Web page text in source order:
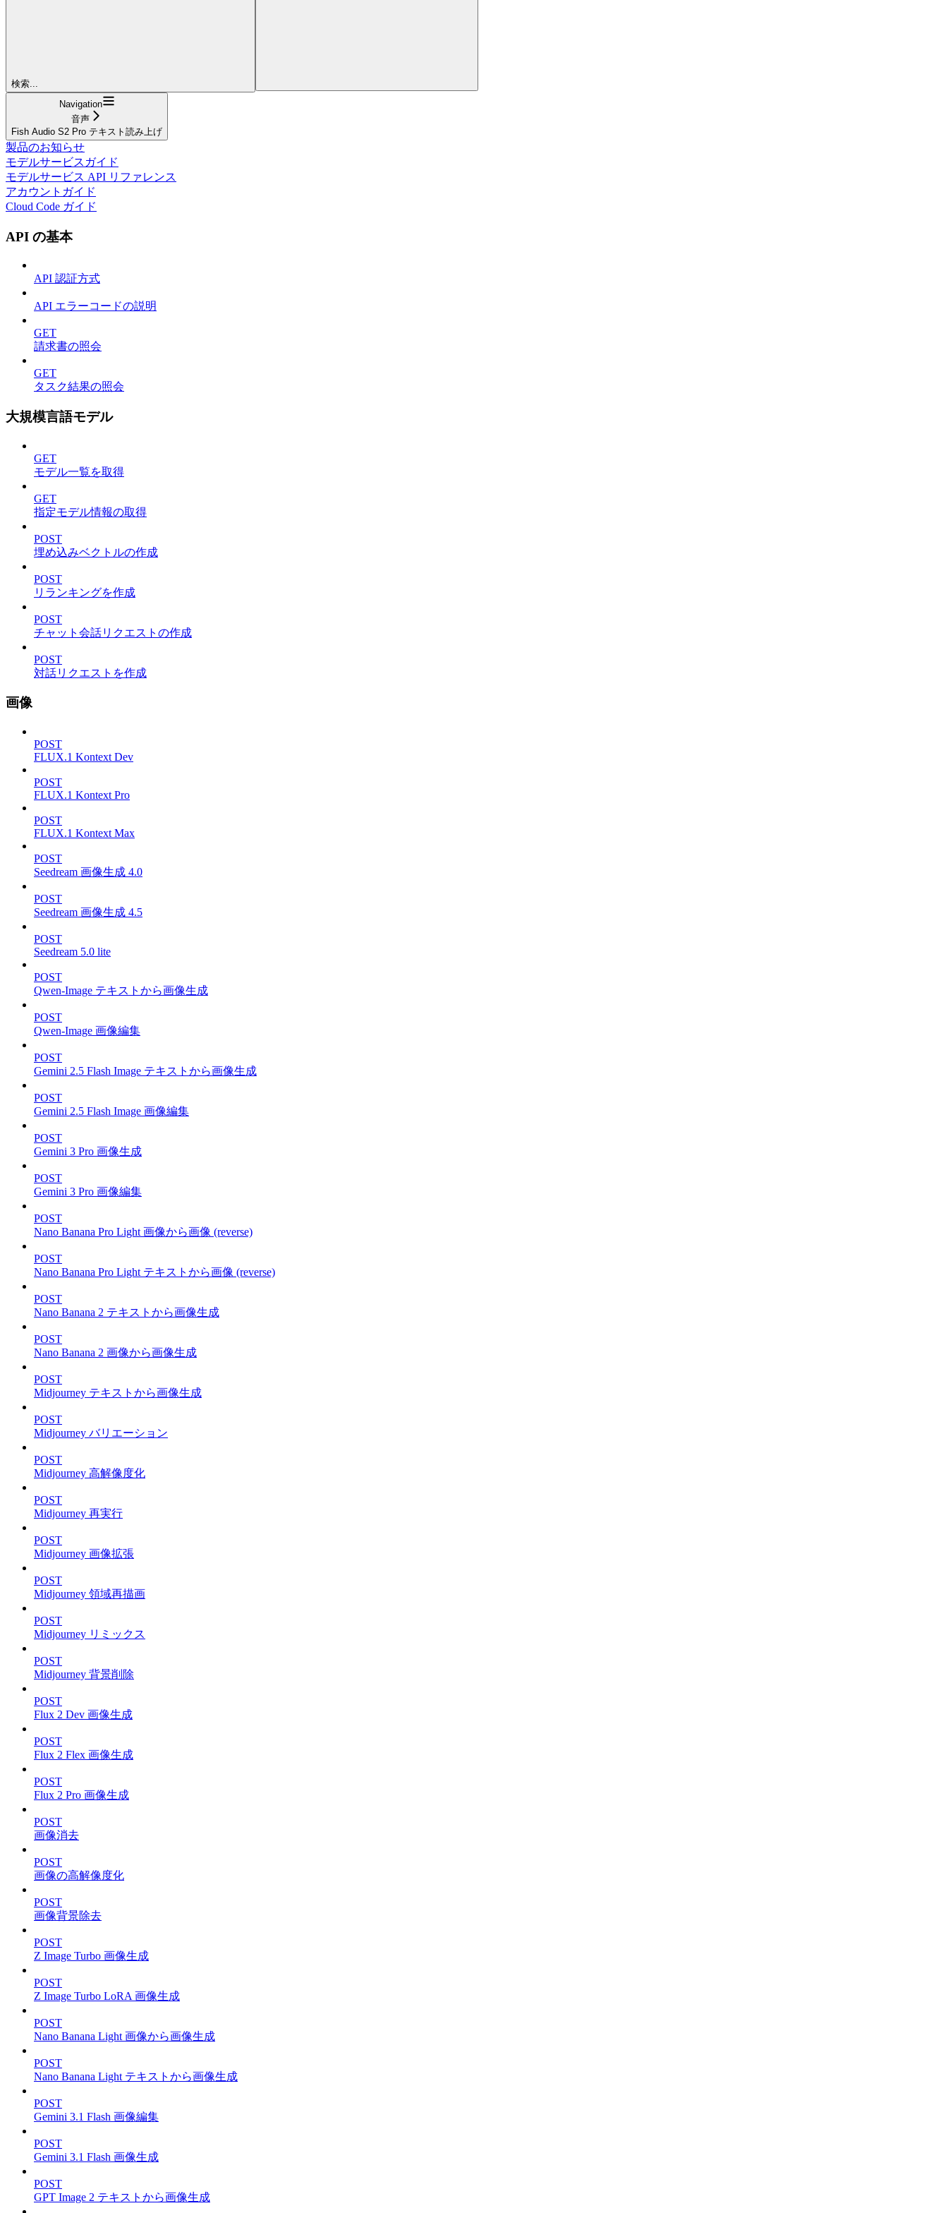
検索...
Navigation
音声
Fish Audio S2 Pro テキスト読み上げ
製品のお知らせ
モデルサービスガイド
モデルサービス API リファレンス
アカウントガイド
Cloud Code ガイド
API の基本
API 認証方式
API エラーコードの説明
GET
請求書の照会
GET
タスク結果の照会
大規模言語モデル
GET
モデル一覧を取得
GET
指定モデル情報の取得
POST
埋め込みベクトルの作成
POST
リランキングを作成
POST
チャット会話リクエストの作成
POST
対話リクエストを作成
画像
POST
FLUX.1 Kontext Dev
POST
FLUX.1 Kontext Pro
POST
FLUX.1 Kontext Max
POST
Seedream 画像生成 4.0
POST
Seedream 画像生成 4.5
POST
Seedream 5.0 lite
POST
Qwen-Image テキストから画像生成
POST
Qwen-Image 画像編集
POST
Gemini 2.5 Flash Image テキストから画像生成
POST
Gemini 2.5 Flash Image 画像編集
POST
Gemini 3 Pro 画像生成
POST
Gemini 3 Pro 画像編集
POST
Nano Banana Pro Light 画像から画像 (reverse)
POST
Nano Banana Pro Light テキストから画像 (reverse)
POST
Nano Banana 2 テキストから画像生成
POST
Nano Banana 2 画像から画像生成
POST
Midjourney テキストから画像生成
POST
Midjourney バリエーション
POST
Midjourney 高解像度化
POST
Midjourney 再実行
POST
Midjourney 画像拡張
POST
Midjourney 領域再描画
POST
Midjourney リミックス
POST
Midjourney 背景削除
POST
Flux 2 Dev 画像生成
POST
Flux 2 Flex 画像生成
POST
Flux 2 Pro 画像生成
POST
画像消去
POST
画像の高解像度化
POST
画像背景除去
POST
Z Image Turbo 画像生成
POST
Z Image Turbo LoRA 画像生成
POST
Nano Banana Light 画像から画像生成
POST
Nano Banana Light テキストから画像生成
POST
Gemini 3.1 Flash 画像編集
POST
Gemini 3.1 Flash 画像生成
POST
GPT Image 2 テキストから画像生成